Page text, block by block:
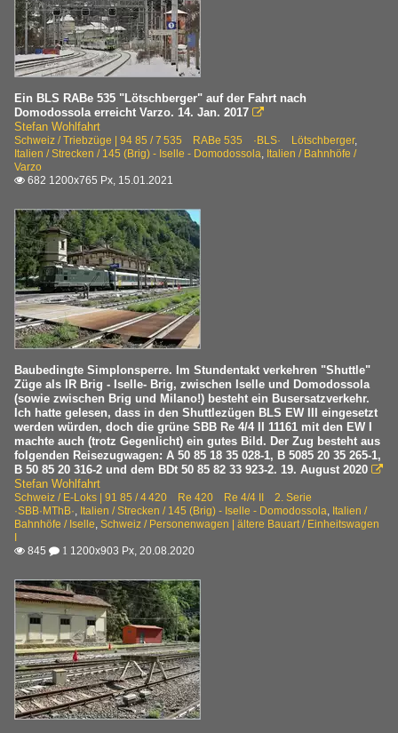
Ein BLS RABe 535 "Lötschberger" auf der Fahrt nach
Domodossola erreicht Varzo. 14. Jan. 2017 
Stefan Wohlfahrt
Schweiz / Triebzüge | 94 85 / 7 535 RABe 535 ·BLS· Lötschberger,
Italien / Strecken / 145 (Brig) - Iselle - Domodossola, Italien / Bahnhöfe /
Varzo
 682 1200x765 Px, 15.01.2021
Baubedingte Simplonsperre. Im Stundentakt verkehren "Shuttle"
Züge als IR Brig - Iselle- Brig, zwischen Iselle und Domodossola
(sowie zwischen Brig und Milano!) besteht ein Busersatzverkehr.
Ich hatte gelesen, dass in den Shuttlezügen BLS EW III eingesetzt
werden würden, doch die grüne SBB Re 4/4 II 11161 mit den EW I
machte auch (trotz Gegenlicht) ein gutes Bild. Der Zug besteht aus
folgenden Reisezugwagen: A 50 85 18 35 028-1, B 5085 20 35 265-1,
B 50 85 20 316-2 und dem BDt 50 85 82 33 923-2. 19. August 2020 
Stefan Wohlfahrt
Schweiz / E-Loks | 91 85 / 4 420 Re 420 Re 4/4 II 2. Serie
·SBB·MThB·, Italien / Strecken / 145 (Brig) - Iselle - Domodossola, Italien /
Bahnhöfe / Iselle, Schweiz / Personenwagen | ältere Bauart / Einheitswagen
 845  1 1200x903 Px, 20.08.2020